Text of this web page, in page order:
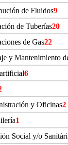
de Fluidos9
de Tuberías20
de Gas22
y Mantenimiento
6
y Oficinas2
1
Social y/o